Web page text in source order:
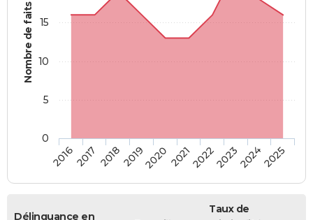
Nombre de faits
20162017 20182019202020212022202320242025
0
5
10
15
Délinquance en
Taux de